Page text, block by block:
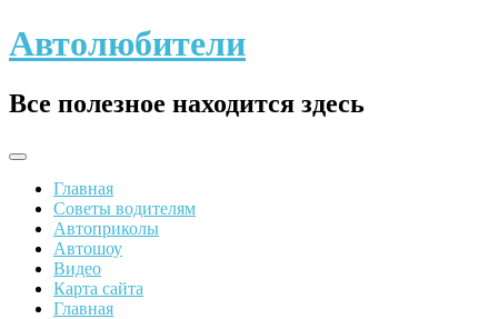
Skip
to
Автолюбители
Все полезное находится здесь
Главная
Советы водителям
Автоприколы
Автошоу
Видео
Карта сайта
Главная